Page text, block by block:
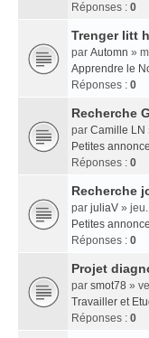
Réponses : 0
Trenger litt
par Automn »
Apprendre le
Réponses : 0
Recherche
par Camille LN
Petites
Réponses : 0
Recherche
par juliaV »
Petites
Réponses : 0
Projet
par smot78 »
Travailler et
Réponses : 0